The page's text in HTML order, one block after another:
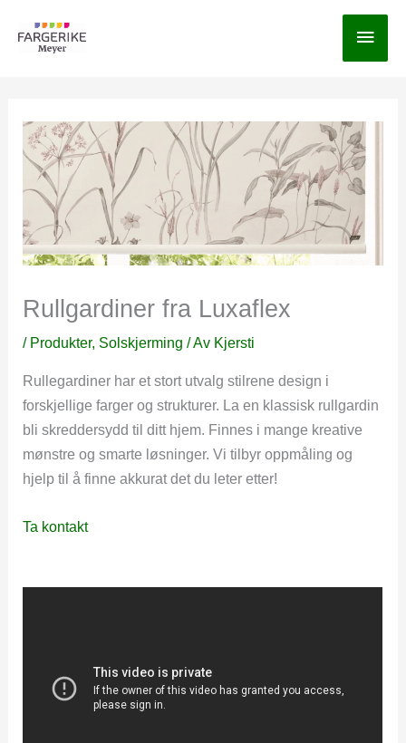
rett
Rullgardiner fra Luxaflex
/ Produkter, Solskjerming / Av Kjersti
Rullegardiner har et stort utvalg stilrene design i
forskjellige farger og strukturer. La en klassisk rullgardin
bli skreddersydd til ditt hjem. Finnes i mange kreative
mønstre og smarte løsninger. Vi tilbyr oppmåling og
hjelp til å finne akkurat det du leter etter!
Ta kontakt